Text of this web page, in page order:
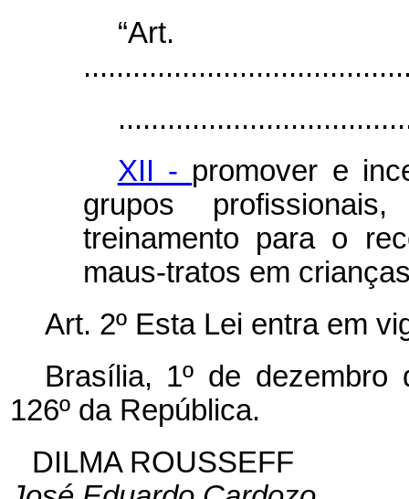
XII - promover e
grupos
treinamento para o
maus-tratos em
Art. 2º Esta Lei entra em
Brasília, 1º de dezembro
126º da República.
DILMA ROUSSEFF